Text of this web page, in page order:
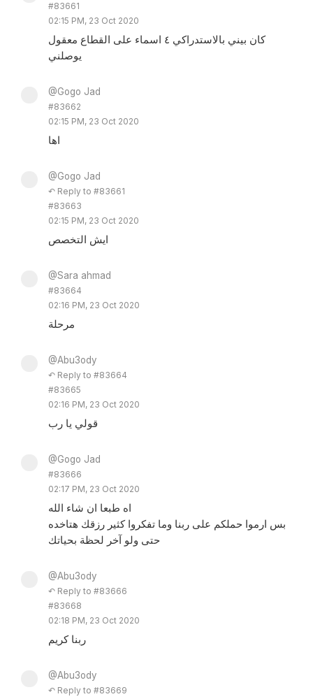
#83661
02:15 PM, 23 Oct 2020
كان بيني بالاستدراكي ٤ اسماء على القطاع معقول
يوصلني
@Gogo Jad
#83662
02:15 PM, 23 Oct 2020
اها
@Gogo Jad
↶ Reply to #83661
#83663
02:15 PM, 23 Oct 2020
ايش التخصص
@Sara ahmad
#83664
02:16 PM, 23 Oct 2020
مرحلة
@Abu3ody
↶ Reply to #83664
#83665
02:16 PM, 23 Oct 2020
قولي يا رب
@Gogo Jad
#83666
02:17 PM, 23 Oct 2020
اه طبعا ان شاء الله
بس ارموا حملكم على ربنا وما تفكروا كثير رزقك هتاخده
حتى ولو آخر لحظة بحياتك
@Abu3ody
↶ Reply to #83666
#83668
02:18 PM, 23 Oct 2020
ربنا كريم
@Abu3ody
↶ Reply to #83669